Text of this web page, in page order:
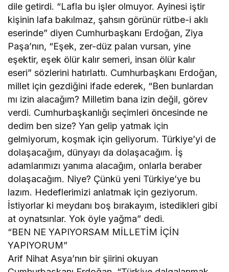
dile getirdi. “Lafla bu işler olmuyor. Ayinesi iştir
kişinin lafa bakılmaz, şahsın görünür rütbe-i aklı
eserinde” diyen Cumhurbaşkanı Erdoğan, Ziya
Paşa’nın, “Eşek, zer-düz palan vursan, yine
eşektir, eşek ölür kalır semeri, insan ölür kalır
eseri” sözlerini hatırlattı. Cumhurbaşkanı Erdoğan,
millet için gezdiğini ifade ederek, “Ben bunlardan
mı izin alacağım? Milletim bana izin değil, görev
verdi. Cumhurbaşkanlığı seçimleri öncesinde ne
dedim ben size? Yan gelip yatmak için
gelmiyorum, koşmak için geliyorum. Türkiye’yi de
dolaşacağım, dünyayı da dolaşacağım. İş
adamlarımızı yanıma alacağım, onlarla beraber
dolaşacağım. Niye? Çünkü yeni Türkiye’ye bu
lazım. Hedeflerimizi anlatmak için geziyorum.
İstiyorlar ki meydanı boş bırakayım, istedikleri gibi
at oynatsınlar. Yok öyle yağma” dedi.
“BEN NE YAPIYORSAM MİLLETİM İÇİN
YAPIYORUM”
Arif Nihat Asya’nın bir şiirini okuyan